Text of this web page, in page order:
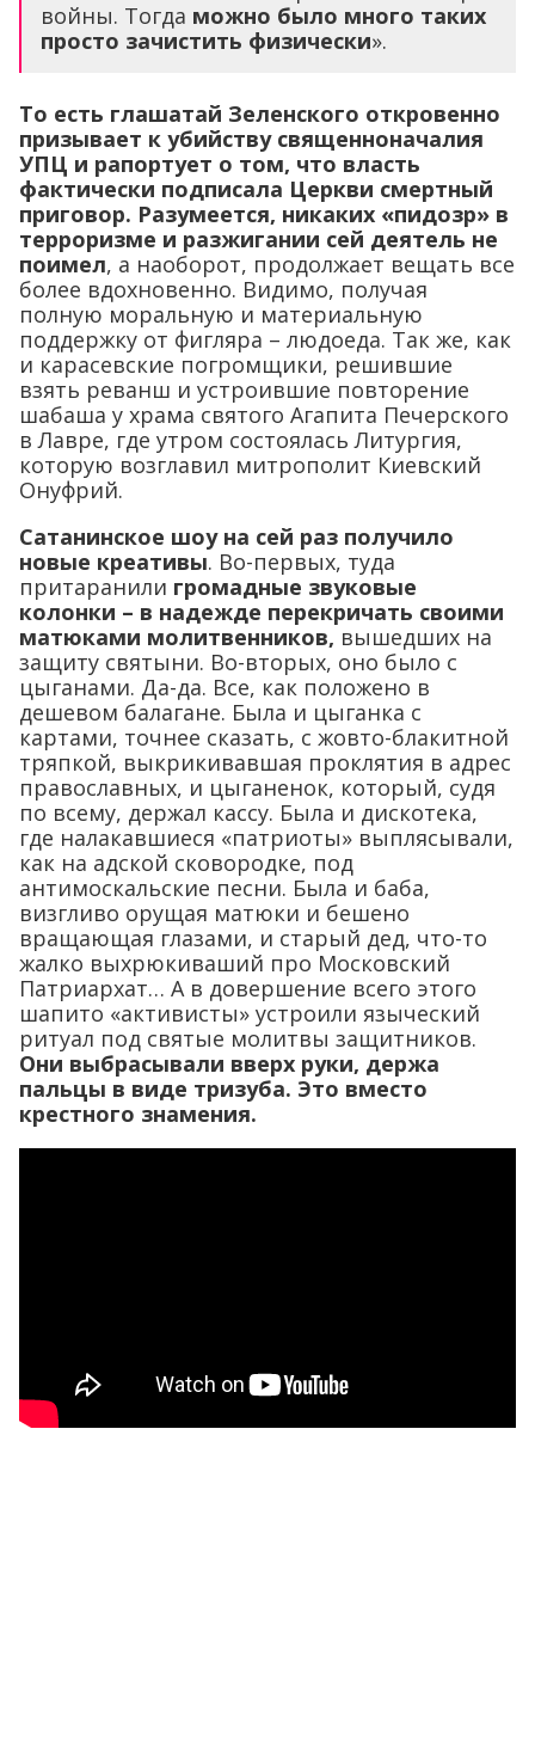
войны. Тогда можно было много таких
просто зачистить физически».
То есть глашатай Зеленского откровенно
призывает к убийству священноначалия
УПЦ и рапортует о том, что власть
фактически подписала Церкви смертный
приговор. Разумеется, никаких «пидозр» в
терроризме и разжигании сей деятель не
поимел, а наоборот, продолжает вещать все
более вдохновенно. Видимо, получая
полную моральную и материальную
поддержку от фигляра – людоеда. Так же, как
и карасевские погромщики, решившие
взять реванш и устроившие повторение
шабаша у храма святого Агапита Печерского
в Лавре, где утром состоялась Литургия,
которую возглавил митрополит Киевский
Онуфрий.
Сатанинское шоу на сей раз получило
новые креативы. Во-первых, туда
притаранили громадные звуковые
колонки – в надежде перекричать своими
матюками молитвенников, вышедших на
защиту святыни. Во-вторых, оно было с
цыганами. Да-да. Все, как положено в
дешевом балагане. Была и цыганка с
картами, точнее сказать, с жовто-блакитной
тряпкой, выкрикивавшая проклятия в адрес
православных, и цыганенок, который, судя
по всему, держал кассу. Была и дискотека,
где налакавшиеся «патриоты» выплясывали,
как на адской сковородке, под
антимоскальские песни. Была и баба,
визгливо орущая матюки и бешено
вращающая глазами, и старый дед, что-то
жалко выхрюкиваший про Московский
Патриархат… А в довершение всего этого
шапито «активисты» устроили языческий
ритуал под святые молитвы защитников.
Они выбрасывали вверх руки, держа
пальцы в виде тризуба. Это вместо
крестного знамения.